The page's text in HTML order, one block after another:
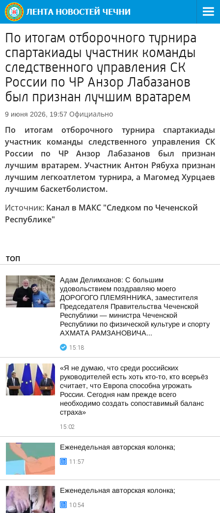
По итогам отборочного турнира
спартакиады участник команды
следственного управления СК
России по ЧР Анзор Лабазанов
был признан лучшим вратарем
9 июня 2026, 19:57 Официально
По итогам отборочного турнира спартакиады
участник команды следственного управления СК
России по ЧР Анзор Лабазанов был признан
лучшим вратарем. Участник Антон Рябуха признан
лучшим легкоатлетом турнира, а Магомед Хурцаев
лучшим баскетболистом.
Источник: Канал в МАКС "Следком по Чеченской
Республике"
ТОП
Адам Делимханов: С большим
удовольствием поздравляю моего
ДОРОГОГО ПЛЕМЯННИКА, заместителя
Председателя Правительства Чеченской
Республики — министра Чеченской
Республики по физической культуре и спорту
АХМАТА РАМЗАНОВИЧА...
15:18
«Я не думаю, что среди российских
руководителей есть хоть кто-то, кто всерьёз
считает, что Европа способна угрожать
России. Сегодня нам прежде всего
необходимо создать сопоставимый баланс
страха»
15:02
Еженедельная авторская колонка;
11:57
Еженедельная авторская колонка;
10:54